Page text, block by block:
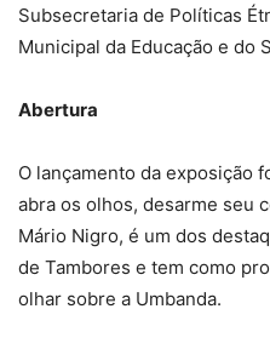
Subsecretaria de Políticas
Municipal da Educação e do
Abertura
O lançamento da exposição
abra os olhos, desarme seu
Mário Nigro, é um dos
de Tambores e tem como
olhar sobre a Umbanda.